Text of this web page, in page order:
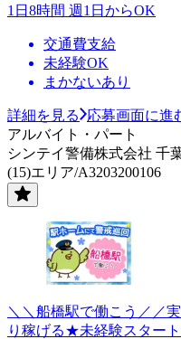
1日8時間 週1日からOK
交通費支給
未経験OK
まかないあり
詳細を見る
応募画面に進
アルバイト・パート
シンテイ警備株式会社 千
(15)エリア/A3203200106
＼＼船橋駅で働こう／／
り稼げる★未経験スター